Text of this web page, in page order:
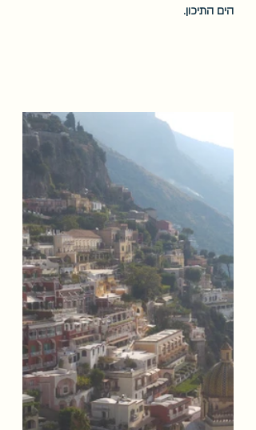
הים התיכון.